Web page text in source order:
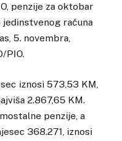
penzije za oktobar
računa
5. novembra,
PIO.
iznosi 573,53 KM,
2.867,65 KM.
penzije, a
368.271, iznosi